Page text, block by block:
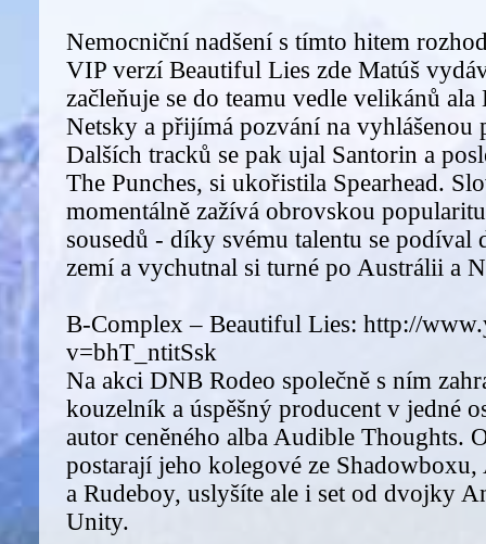
Nemocniční nadšení s tímto hitem
VIP verzí Beautiful Lies zde Matúš
začleňuje se do teamu vedle velikánů
Netsky a přijímá pozvání na vyhlášenou
Dalších tracků se pak ujal Santorin a
The Punches, si ukořistila Spearhead.
momentálně zažívá obrovskou
sousedů - díky svému talentu se podíval
zemí a vychutnal si turné po Austrálii a
B-Complex – Beautiful Lies: http://
v=bhT_ntitSsk
Na akci DNB Rodeo společně s ním
kouzelník a úspěšný producent v jedné
autor ceněného alba Audible Thoughts.
postarají jeho kolegové ze
a Rudeboy, uslyšíte ale i set od dvojky
Unity.